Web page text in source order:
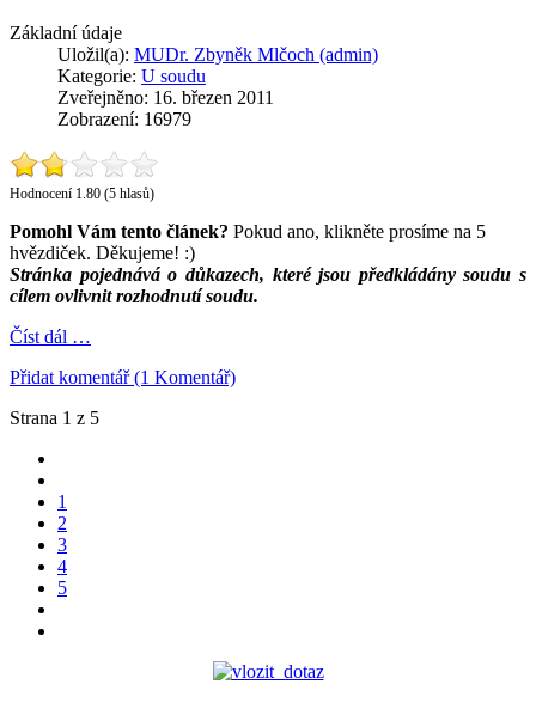
Základní údaje
Uložil(a): MUDr. Zbyněk Mlčoch (admin)
Kategorie: U soudu
Zveřejněno: 16. březen 2011
Zobrazení: 16979
Hodnocení 1.80 (5 hlasů)
Pomohl Vám tento článek? Pokud ano, klikněte prosíme na 5
hvězdiček. Děkujeme! :)
Stránka pojednává o důkazech, které jsou předkládány soudu s
cílem ovlivnit rozhodnutí soudu.
Číst dál …
Přidat komentář (1 Komentář)
Strana 1 z 5
1
2
3
4
5